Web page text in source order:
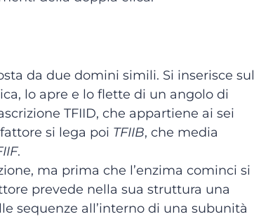
da due domini simili. Si inserisce sul
lo apre e lo flette di un angolo di
TFIID, che appartiene ai sei
si lega poi TFIIB, che media
.
ma prima che l’enzima cominci si
prevede nella sua struttura una
sequenze all’interno di una subunità